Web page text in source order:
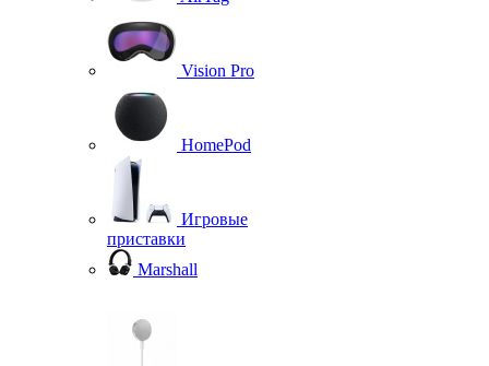
Vision Pro
HomePod
Игровые
приставки
Marshall